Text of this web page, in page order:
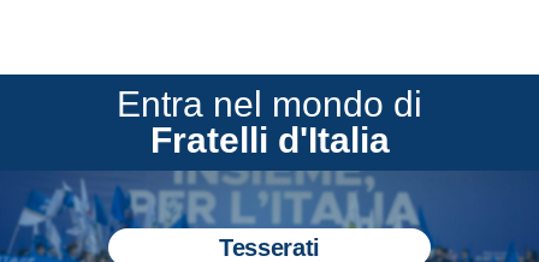
Entra nel mondo di
Fratelli d'Italia
Tesserati